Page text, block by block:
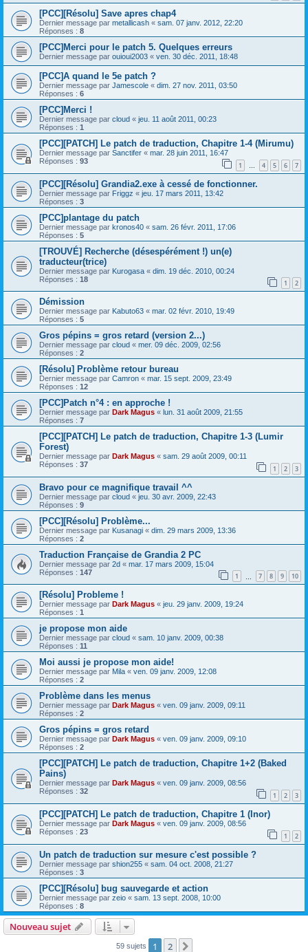
[PCC][Résolu] Save apres chap4
Dernier message par metallicash « sam. 07 janv. 2012, 22:20
Réponses : 8
[PCC]Merci pour le patch 5. Quelques erreurs
Dernier message par ouioui2003 « ven. 30 déc. 2011, 18:48
[PCC]A quand le 5e patch ?
Dernier message par Jamescole « dim. 27 nov. 2011, 03:50
Réponses : 6
[PCC]Merci !
Dernier message par cloud « jeu. 11 août 2011, 00:23
Réponses : 1
[PCC][PATCH] Le patch de traduction, Chapitre 1-4 (Mirumu)
Dernier message par Sanctifer « mar. 28 juin 2011, 16:47
Réponses : 93 1 … 4 5 6 7
[PCC][Résolu] Grandia2.exe à cessé de fonctionner.
Dernier message par Friggz « jeu. 17 mars 2011, 13:42
Réponses : 3
[PCC]plantage du patch
Dernier message par kronos40 « sam. 26 févr. 2011, 17:06
Réponses : 5
[TROUVÉ] Recherche (désespérément !) un(e)
traducteur(trice)
Dernier message par Kurogasa « dim. 19 déc. 2010, 00:24
Réponses : 18 1 2
Démission
Dernier message par Kabuto63 « mar. 02 févr. 2010, 19:49
Réponses : 5
Gros pépins = gros retard (version 2...)
Dernier message par cloud « mer. 09 déc. 2009, 02:56
Réponses : 2
[Résolu] Problème retour bureau
Dernier message par Camron « mar. 15 sept. 2009, 23:49
Réponses : 12
[PCC]Patch n°4 : en approche !
Dernier message par Dark Magus « lun. 31 août 2009, 21:55
Réponses : 7
[PCC][PATCH] Le patch de traduction, Chapitre 1-3 (Lumir
Forest)
Dernier message par Dark Magus « sam. 29 août 2009, 00:11
Réponses : 37 1 2 3
Bravo pour ce magnifique travail ^^
Dernier message par cloud « jeu. 30 avr. 2009, 22:43
Réponses : 9
[PCC][Résolu] Problème...
Dernier message par Kusanagi « dim. 29 mars 2009, 13:36
Réponses : 2
Traduction Française de Grandia 2 PC
Dernier message par 2d « mar. 17 mars 2009, 15:04
Réponses : 147 1 7 8 9 10
[Résolu] Probleme !
Dernier message par Dark Magus « jeu. 29 janv. 2009, 19:24
Réponses : 1
je propose mon aide
Dernier message par cloud « sam. 10 janv. 2009, 00:38
Réponses : 11
Moi aussi je propose mon aide!
Dernier message par Mila « ven. 09 janv. 2009, 12:08
Réponses : 2
Problème dans les menus
Dernier message par Dark Magus « ven. 09 janv. 2009, 09:11
Réponses : 2
Gros pépins = gros retard
Dernier message par Dark Magus « ven. 09 janv. 2009, 09:10
Réponses : 2
[PCC][PATCH] Le patch de traduction, Chapitre 1+2 (Baked
Pains)
Dernier message par Dark Magus « ven. 09 janv. 2009, 08:56
Réponses : 32 1 2 3
[PCC][PATCH] Le patch de traduction, Chapitre 1 (Inor)
Dernier message par Dark Magus « ven. 09 janv. 2009, 08:56
Réponses : 23 1 2
Un patch de traduction sur mesure c'est possible ?
Dernier message par shion255 « sam. 04 oct. 2008, 21:27
Réponses : 3
[PCC][Résolu] bug sauvegarde et action
Dernier message par zeio « sam. 13 sept. 2008, 10:00
Réponses : 8
Nouveau sujet
59 sujets 1 2